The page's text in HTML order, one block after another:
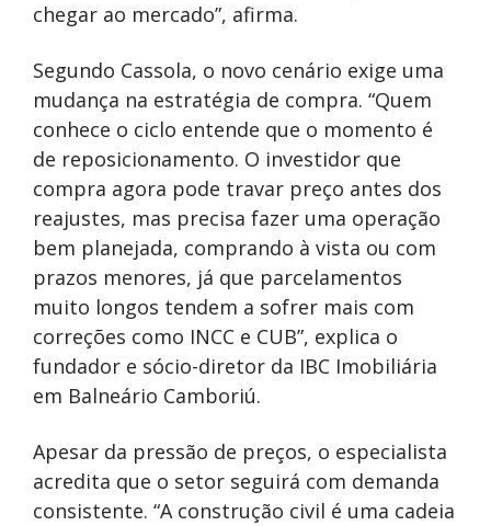
chegar ao mercado”, afirma.
Segundo Cassola, o novo cenário exige uma
mudança na estratégia de compra. “Quem
conhece o ciclo entende que o momento é
de reposicionamento. O investidor que
compra agora pode travar preço antes dos
reajustes, mas precisa fazer uma operação
bem planejada, comprando à vista ou com
prazos menores, já que parcelamentos
muito longos tendem a sofrer mais com
correções como INCC e CUB”, explica o
fundador e sócio-diretor da IBC Imobiliária
em Balneário Camboriú.
Apesar da pressão de preços, o especialista
acredita que o setor seguirá com demanda
consistente. “A construção civil é uma cadeia